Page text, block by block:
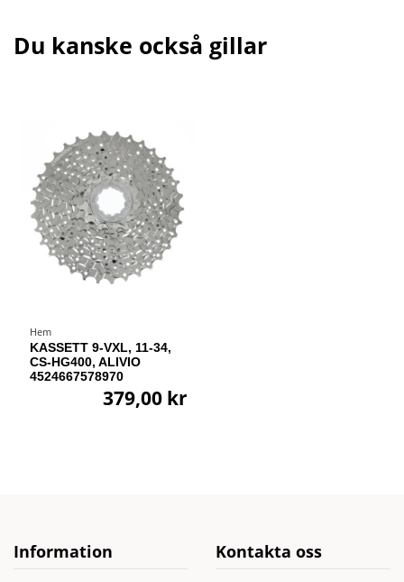
Du kanske också gillar
Hem
KASSETT 9-VXL, 11-34,
CS-HG400, ALIVIO
4524667578970
379,00 kr
Information Kontakta oss